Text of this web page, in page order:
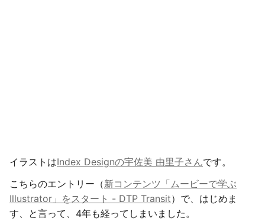
イラストはIndex Designの宇佐美 由里子さんです。
こちらのエントリー（新コンテンツ「ムービーで学ぶ
Illustrator」をスタート - DTP Transit）で、はじめま
す、と言って、4年も経ってしまいました。